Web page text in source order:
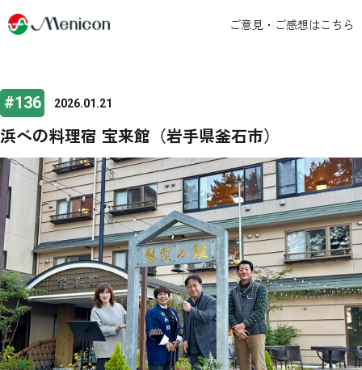
ご意見・ご感想はこちら
#136
浜べの料理宿 宝来館（岩手県釜石市）
2026.01.21